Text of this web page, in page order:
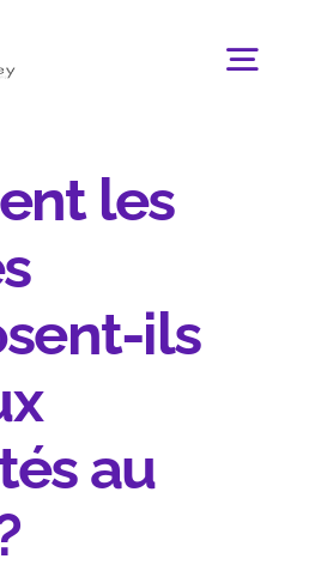
programme
Pour qui ?
cabinet
les
ils
au